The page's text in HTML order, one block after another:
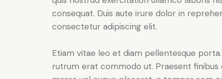
consequat. Duis aute irure dolor in
consectetur adipiscing elit.
Etiam vitae leo et diam pellentesque
rutrum erat commodo ut. Praesent finibus